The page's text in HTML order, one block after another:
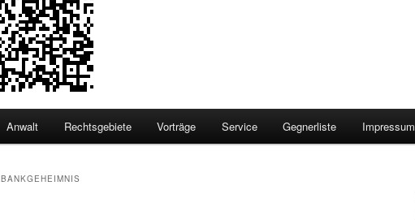
Anwalt Rechtsgebiete Vorträge Service Gegnerliste Impressum
BANKGEHEIMNIS